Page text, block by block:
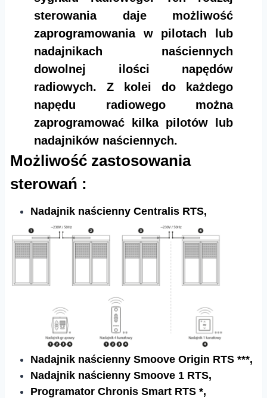
sterowania daje możliwość
zaprogramowania w pilotach lub
nadajnikach naściennych
dowolnej ilości napędów
radiowych. Z kolei do każdego
napędu radiowego można
zaprogramować kilka pilotów lub
nadajników naściennych.
Możliwość zastosowania
sterowań :
Nadajnik naścienny Centralis RTS,
Nadajnik naścienny Smoove Origin RTS ***,
Nadajnik naścienny Smoove 1 RTS,
Programator Chronis Smart RTS *,